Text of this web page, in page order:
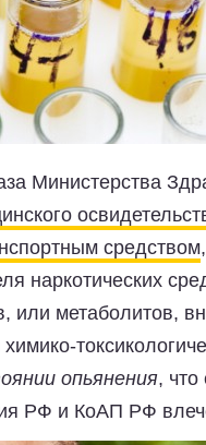
Министерства
средством
наркотических
или метаболитов,
опьянения, что
РФ и КоАП РФ